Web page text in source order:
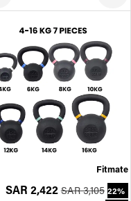
Fitmate
SAR 2,422 SAR 3,105 22%